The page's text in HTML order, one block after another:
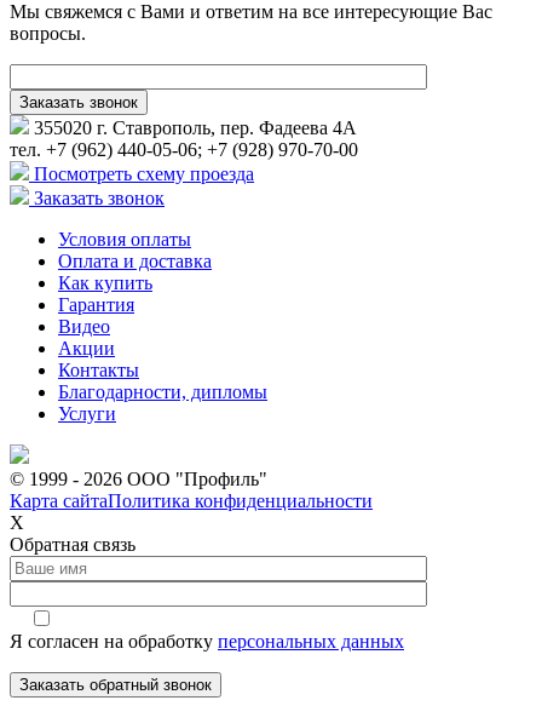
Мы свяжемся с Вами и ответим на все интересующие Вас
вопросы.
355020 г. Ставрополь, пер. Фадеева 4А
тел. +7 (962) 440-05-06; +7 (928) 970-70-00
Посмотреть схему проезда
Заказать звонок
Условия оплаты
Оплата и доставка
Как купить
Гарантия
Видео
Акции
Контакты
Благодарности, дипломы
Услуги
© 1999 - 2026 ООО "Профиль"
Карта сайтаПолитика конфиденциальности
Х
Обратная связь
Я согласен на обработку персональных данных